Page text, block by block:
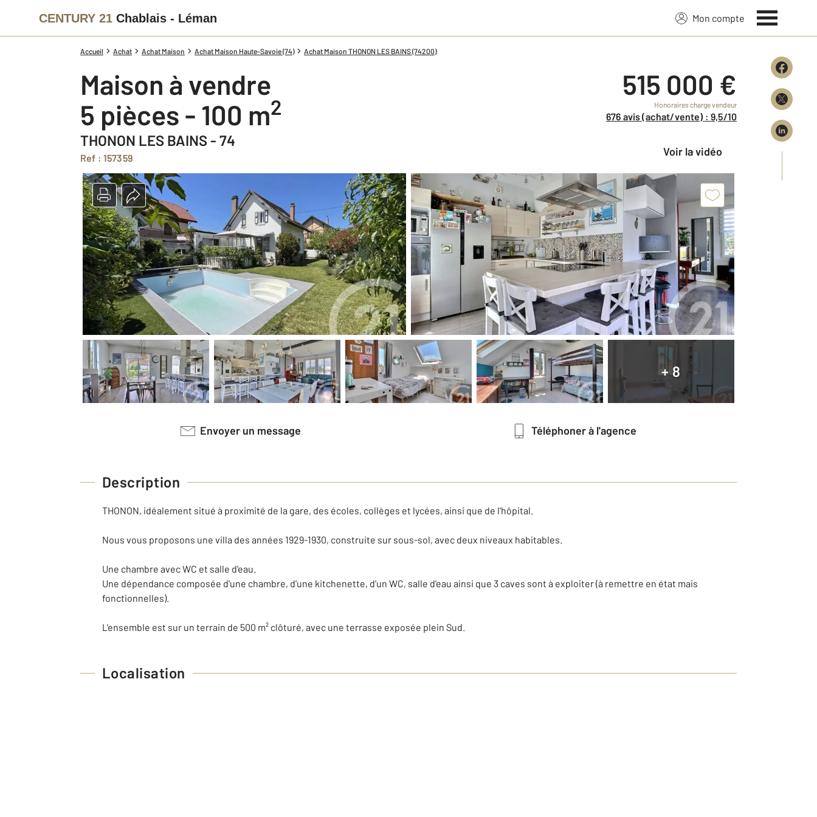
CENTURY 21 Chablais - Léman Mon compte
Accueil Achat Achat Maison Achat Maison Haute-Savoie (74) Achat Maison THONON LES BAINS (74200)
Maison à vendre
5 pièces - 100 m2
THONON LES BAINS - 74
Ref : 157359
515 000 €
Honoraires charge vendeur
676 avis (achat/vente) : 9,5/10
Voir la vidéo
+ 8
Envoyer un message Téléphoner à l'agence
Description
THONON, idéalement situé à proximité de la gare, des écoles, collèges et lycées, ainsi que de l'hôpital.
Nous vous proposons une villa des années 1929-1930, construite sur sous-sol, avec deux niveaux habitables.
Une chambre avec WC et salle d'eau.
Une dépendance composée d'une chambre, d'une kitchenette, d'un WC, salle d'eau ainsi que 3 caves sont à exploiter (à remettre en état mais
fonctionnelles).
L'ensemble est sur un terrain de 500 m² clôturé, avec une terrasse exposée plein Sud.
Localisation